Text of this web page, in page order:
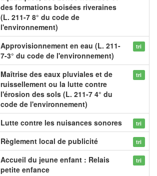
des formations boisées riveraines
(L. 211-7 8° du code de
l'environnement)
Approvisionnement en eau (L. 211-
7-3° du code de l'environnement)
tri
Maîtrise des eaux pluviales et de
ruissellement ou la lutte contre
l'érosion des sols (L. 211-7 4° du
code de l'environnement)
tri
Lutte contre les nuisances sonores tri
Règlement local de publicité tri
Accueil du jeune enfant : Relais
petite enfance
tri